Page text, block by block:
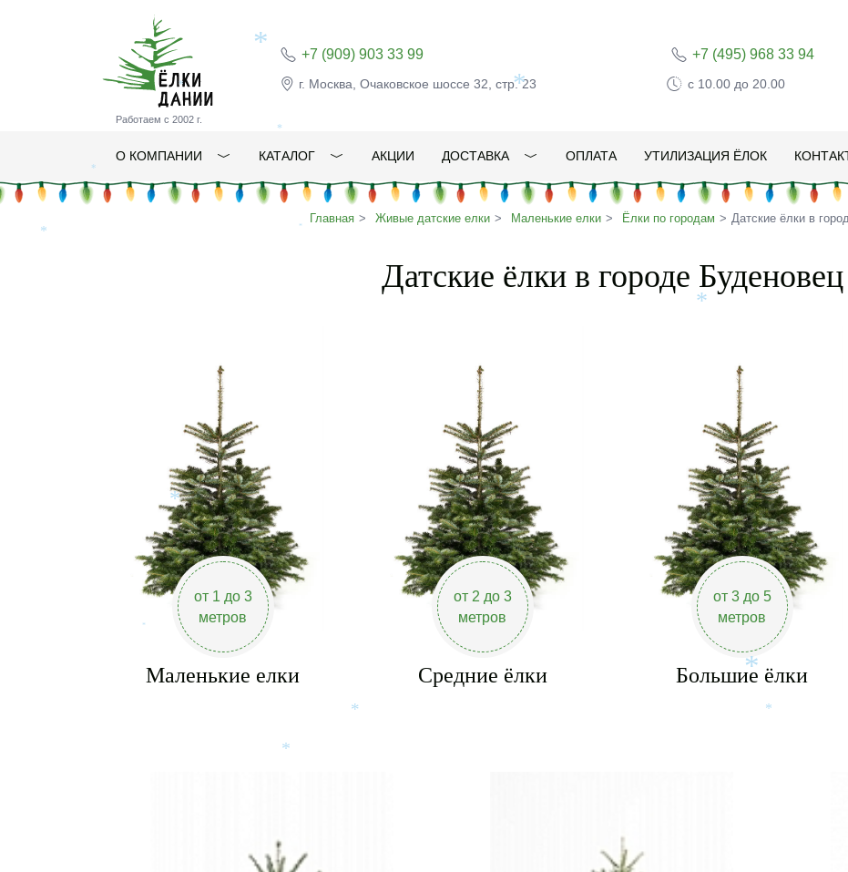
*
* *
*
Работаем с 2002 г.
+7 (909) 903 33 99 +7 (495) 968 33 94
г. Москва, Очаковское шоссе 32, стр. 23 с 10.00 до 20.00
О КОМПАНИИ КАТАЛОГ АКЦИИ ДОСТАВКА ОПЛАТА УТИЛИЗАЦИЯ ЁЛОК
Главная Живые датские елки Маленькие елки Ёлки по городам Датские ёлки в
Датские ёлки в городе Буденовец
от 1 до 3
метров
Маленькие елки
от 2 до 3
метров
Средние ёлки
от 3 до 5
метров
Большие ёлки